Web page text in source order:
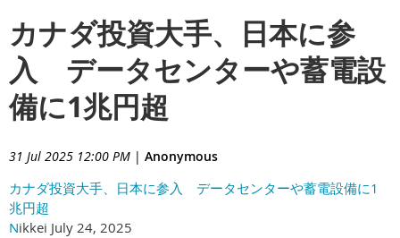
カナダ投資大手、日本に参
入 データセンターや蓄電設
備に1兆円超
31 Jul 2025 12:00 PM | Anonymous
カナダ投資大手、日本に参入 データセンターや蓄電設備に1
兆円超
Nikkei July 24, 2025